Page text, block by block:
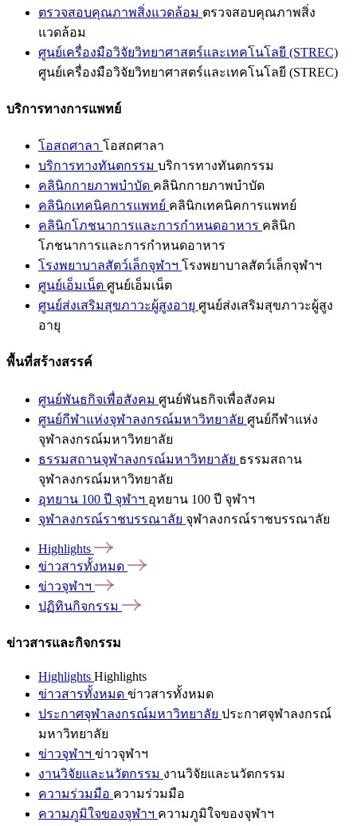
ตรวจสอบคุณภาพสิ่งแวดล้อม ตรวจสอบคุณภาพสิ่ง
แวดล้อม
ศูนย์เครื่องมือวิจัยวิทยาศาสตร์และเทคโนโลยี (STREC)
ศูนย์เครื่องมือวิจัยวิทยาศาสตร์และเทคโนโลยี (STREC)
บริการทางการแพทย์
โอสถศาลา โอสถศาลา
บริการทางทันตกรรม บริการทางทันตกรรม
คลินิกกายภาพบำบัด คลินิกกายภาพบำบัด
คลินิกเทคนิคการแพทย์ คลินิกเทคนิคการแพทย์
คลินิกโภชนาการและการกำหนดอาหาร คลินิก
โภชนาการและการกำหนดอาหาร
โรงพยาบาลสัตว์เล็กจุฬาฯ โรงพยาบาลสัตว์เล็กจุฬาฯ
ศูนย์เอ็มเน็ต ศูนย์เอ็มเน็ต
ศูนย์ส่งเสริมสุขภาวะผู้สูงอายุ ศูนย์ส่งเสริมสุขภาวะผู้สูง
อายุ
พื้นที่สร้างสรรค์
ศูนย์พันธกิจเพื่อสังคม ศูนย์พันธกิจเพื่อสังคม
ศูนย์กีฬาแห่งจุฬาลงกรณ์มหาวิทยาลัย ศูนย์กีฬาแห่ง
จุฬาลงกรณ์มหาวิทยาลัย
ธรรมสถานจุฬาลงกรณ์มหาวิทยาลัย ธรรมสถาน
จุฬาลงกรณ์มหาวิทยาลัย
อุทยาน 100 ปี จุฬาฯ อุทยาน 100 ปี จุฬาฯ
จุฬาลงกรณ์ราชบรรณาลัย จุฬาลงกรณ์ราชบรรณาลัย
Highlights
ข่าวสารทั้งหมด
ข่าวจุฬาฯ
ปฏิทินกิจกรรม
ข่าวสารและกิจกรรม
Highlights Highlights
ข่าวสารทั้งหมด ข่าวสารทั้งหมด
ประกาศจุฬาลงกรณ์มหาวิทยาลัย ประกาศจุฬาลงกรณ์
มหาวิทยาลัย
ข่าวจุฬาฯ ข่าวจุฬาฯ
งานวิจัยและนวัตกรรม งานวิจัยและนวัตกรรม
ความร่วมมือ ความร่วมมือ
ความภูมิใจของจุฬาฯ ความภูมิใจของจุฬาฯ